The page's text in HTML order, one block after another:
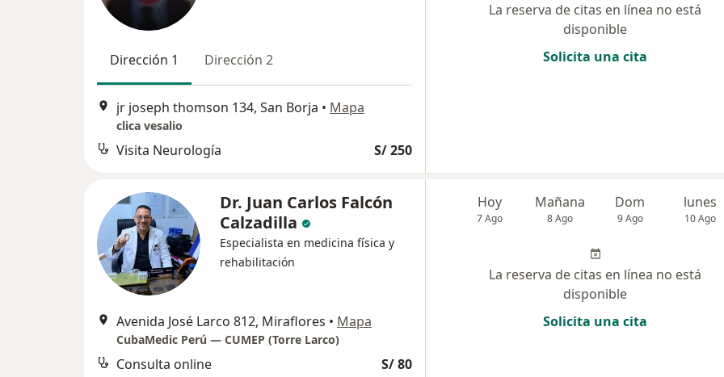
Dirección 1 Dirección 2
jr joseph thomson 134, San Borja • Mapa
clica vesalio
Visita Neurología S/ 250
La reserva de citas en línea no está
disponible
Solicita una cita
Dr. Juan Carlos Falcón
Calzadilla
Especialista en medicina física y
rehabilitación
Avenida José Larco 812, Miraflores • Mapa
CubaMedic Perú — CUMEP (Torre Larco)
Consulta online S/ 80
Hoy
7 Ago
Mañana
8 Ago
Dom
9 Ago
lunes
10 Ago
La reserva de citas en línea no está
disponible
Solicita una cita